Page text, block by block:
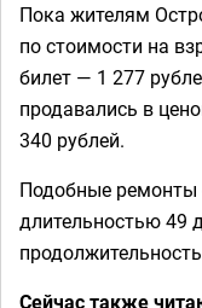
Пока жителям
по стоимости на
билет — 1 277
продавались в
340 рублей.
Подобные ремонты
длительностью 49
Сейчас также